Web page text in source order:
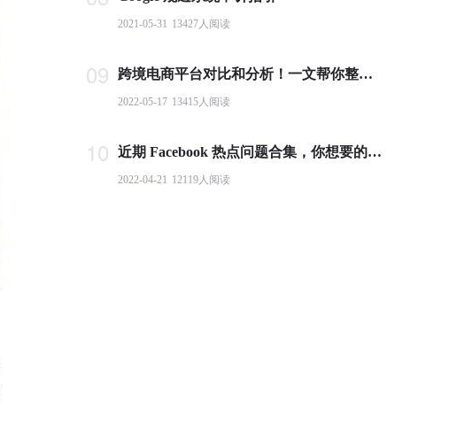
2021-05-31 13427人阅读
09 跨境电商平台对比和分析！一文帮你整理全球主流电商平台
2022-05-17 13415人阅读
10 近期 Facebook 热点问题合集，你想要的答案都在这里！
2022-04-21 12119人阅读